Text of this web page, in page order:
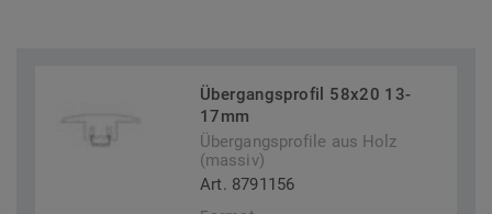
Übergangsprofil 58x20 13-
17mm
Übergangsprofile aus Holz
(massiv)
Art. 8791156